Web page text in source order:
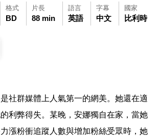
格式
BD
片長
88 min
語言
英語
字幕
中文
國家
比利時
後，可使用鍵盤Tab鍵移至影片中央播放鍵，再
觀看此影片(開新視窗)
社群媒體上人氣第一的網美。她還在適
利弊得失。某晚，安娜獨自在家，當她
漲粉衝追蹤人數與增加粉絲受眾時，她